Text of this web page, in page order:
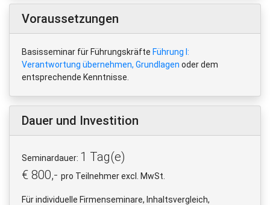
Voraussetzungen
Basisseminar für Führungskräfte Führung I:
Verantwortung übernehmen, Grundlagen oder dem
entsprechende Kenntnisse.
Dauer und Investition
Seminardauer: 1 Tag(e)
€ 800,- pro Teilnehmer excl. MwSt.
Für individuelle Firmenseminare, Inhaltsvergleich,